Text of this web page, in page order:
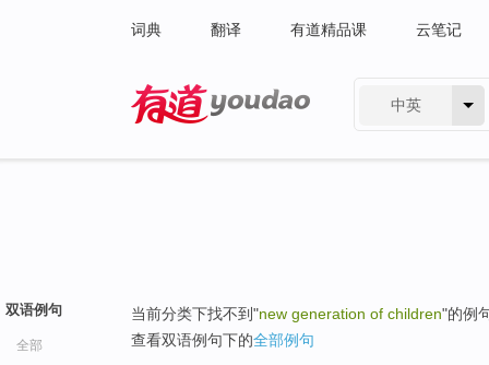
词典 翻译 有道精品课 云笔记
中英
双语例句
全部
当前分类下找不到"new generation of children"的例
查看双语例句下的全部例句